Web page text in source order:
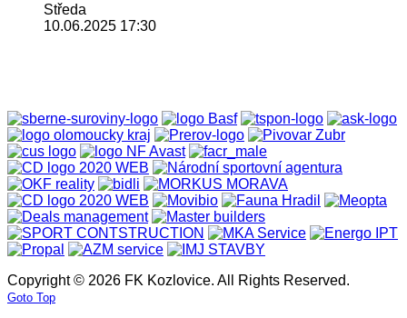
Středa
10.06.2025 17:30
Copyright © 2026 FK Kozlovice. All Rights Reserved.
Goto Top